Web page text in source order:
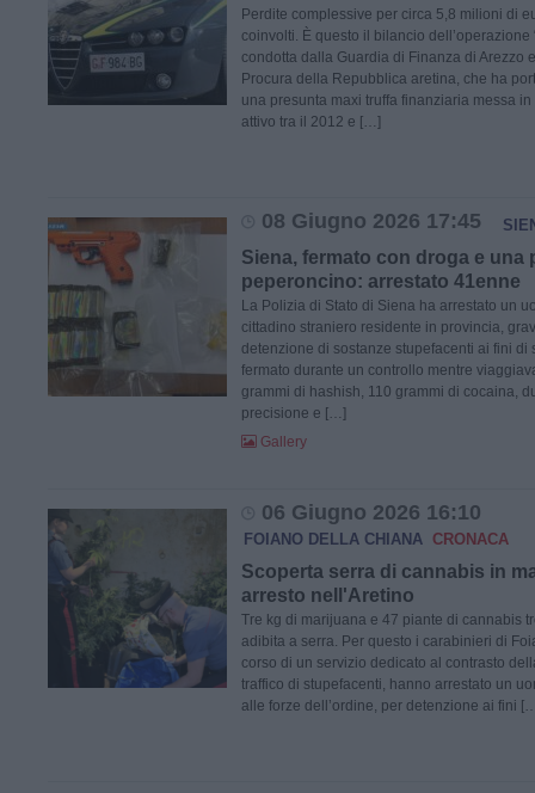
Perdite complessive per circa 5,8 milioni di
coinvolti. È questo il bilancio dell’operazione
condotta dalla Guardia di Finanza di Arezzo
Procura della Repubblica aretina, che ha
una presunta maxi truffa finanziaria messa
attivo tra il 2012 e […]
08 Giugno 2026 17:45
Siena, fermato con droga e una
peperoncino: arrestato 41enne
La Polizia di Stato di Siena ha arrestato un
cittadino straniero residente in provincia,
detenzione di sostanze stupefacenti ai fini di
fermato durante un controllo mentre
grammi di hashish, 110 grammi di cocaina,
precisione e […]
Gallery
06 Giugno 2026 16:10
FOIANO DELLA CHIANA CRONACA
Scoperta serra di cannabis in
arresto nell'Aretino
Tre kg di marijuana e 47 piante di cannabis
adibita a serra. Per questo i carabinieri di
corso di un servizio dedicato al contrasto
traffico di stupefacenti, hanno arrestato un
alle forze dell’ordine, per detenzione ai fini